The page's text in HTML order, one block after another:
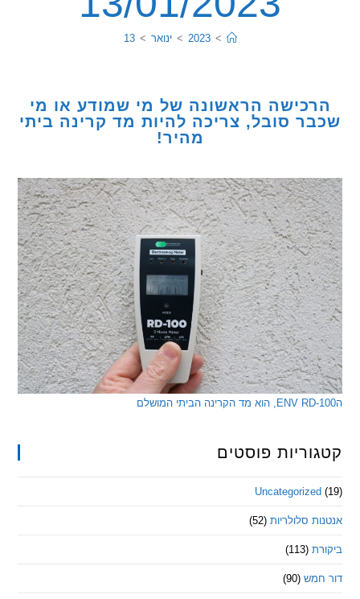
2023
> ינואר >
13
הראשונה של מי שמודע או מי
סובל, צריכה להיות מד קרינה ביתי
מהיר!
פוסטים
סלולריות (52)
(90)